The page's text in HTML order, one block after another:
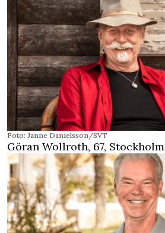
Foto: Janne Danielsson/SVT
Göran Wollroth, 67, Stockholm